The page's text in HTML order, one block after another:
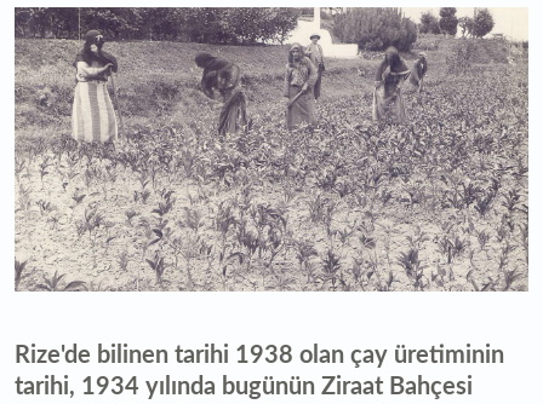
Rize'de bilinen tarihi 1938 olan çay üretiminin
tarihi, 1934 yılında bugünün Ziraat Bahçesi